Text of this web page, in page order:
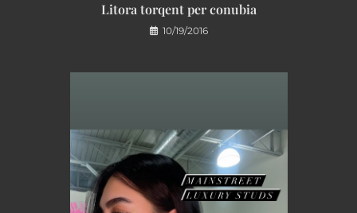
Litora torqent per conubia
10/19/2016